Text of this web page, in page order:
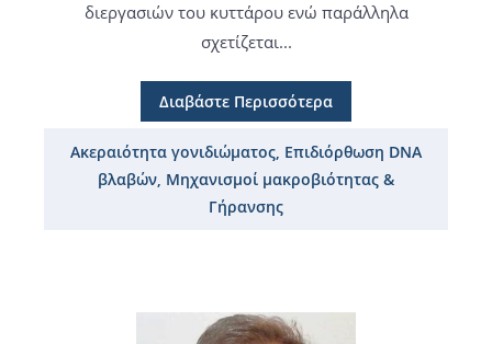
διεργασιών του κυττάρου ενώ παράλληλα
σχετίζεται...
Διαβάστε Περισσότερα
Ακεραιότητα γονιδιώματος, Επιδιόρθωση DNA
βλαβών, Μηχανισμοί μακροβιότητας &
Γήρανσης